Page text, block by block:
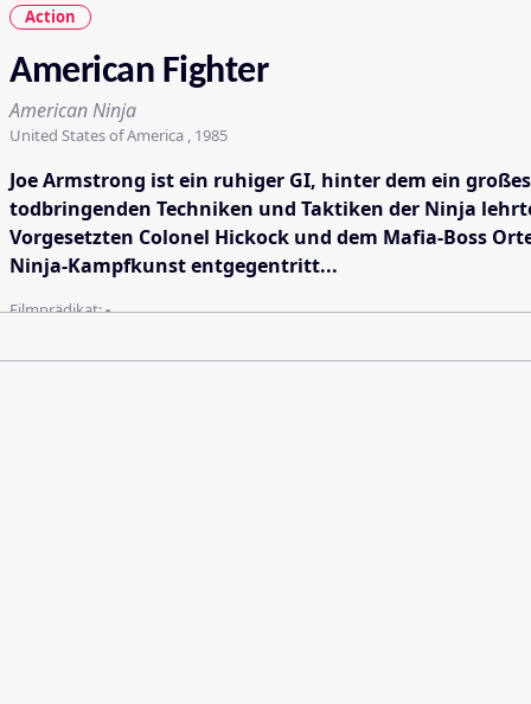
Action
American Fighter
American Ninja
United States of America , 1985
Joe Armstrong ist ein ruhiger GI, hinter dem ein
todbringenden Techniken und Taktiken der Ninja
Vorgesetzten Colonel Hickock und dem Mafia-Boss
Ninja-Kampfkunst entgegentritt...
Filmprädikat:-